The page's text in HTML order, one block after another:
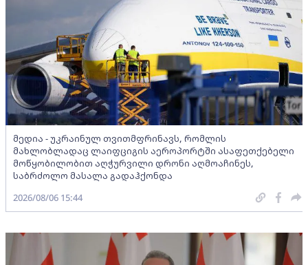
მედია - უკრაინულ თვითმფრინავს, რომლის
მახლობლადაც ლაიფციგის აეროპორტში ასაფეთქებელი
მოწყობილობით აღჭურვილი დრონი აღმოაჩინეს,
საბრძოლო მასალა გადაჰქონდა
2026/08/06 15:44